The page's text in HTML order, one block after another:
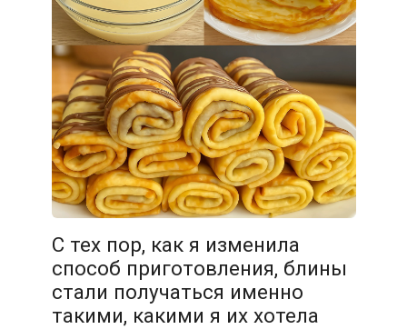
С тех пор, как я изменила
способ приготовления, блины
стали получаться именно
такими, какими я их хотела